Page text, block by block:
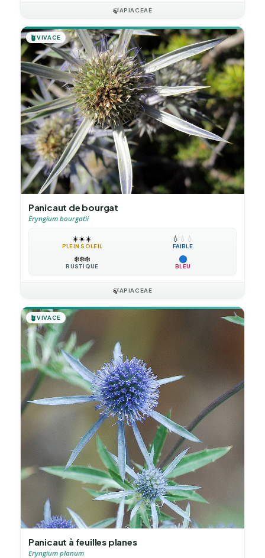
🍃APIACEAE
🪴VIVACE
Panicaut de bourgat
Eryngium bourgatii
☀️☀️☀️
PLEIN SOLEIL
💧 💧 💧
FAIBLE
❄️❄️❄️
RUSTIQUE BLEU
🍃APIACEAE
🪴VIVACE
Panicaut à feuilles planes
Eryngium planum